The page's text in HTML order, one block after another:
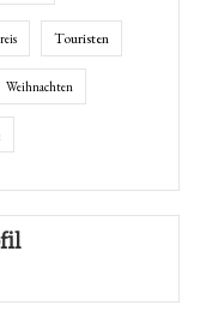
Touristen
Weihnachten